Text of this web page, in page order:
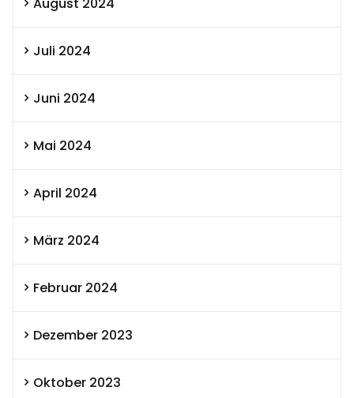
Juli 2024
Juni 2024
Mai 2024
April 2024
März 2024
Februar 2024
Dezember 2023
Oktober 2023